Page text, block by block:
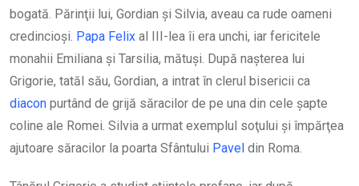
bogată. Părinţii lui, Gordian şi Silvia, aveau ca rude oameni
credincioşi. Papa Felix al III-lea îi era unchi, iar fericitele
monahii Emiliana şi Tarsilia, mătuşi. După naşterea lui
Grigorie, tatăl său, Gordian, a intrat în clerul bisericii ca
diacon purtând de grijă săracilor de pe una din cele şapte
coline ale Romei. Silvia a urmat exemplul soţului şi împărţea
ajutoare săracilor la poarta Sfântului Pavel din Roma.